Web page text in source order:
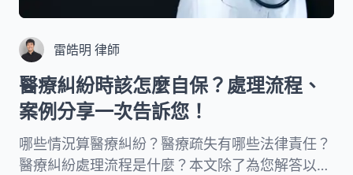
雷皓明 律師
醫療糾紛時該怎麼自保？處理流程、
案例分享一次告訴您！
哪些情況算醫療糾紛？醫療疏失有哪些法律責任？
醫療糾紛處理流程是什麼？本文除了為您解答以上